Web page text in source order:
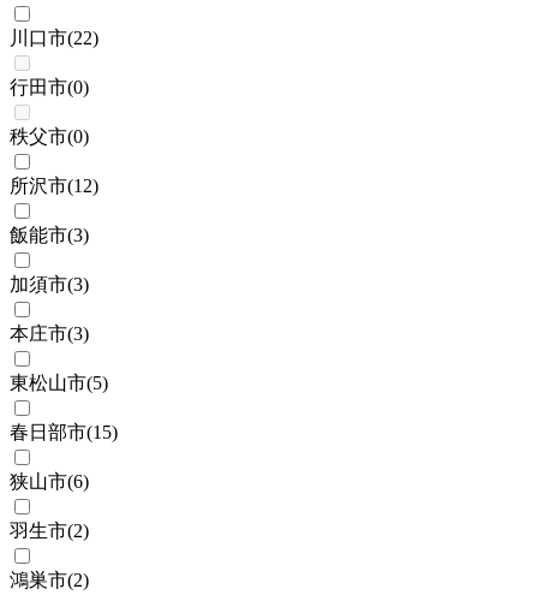
川口市(22)
行田市(0)
秩父市(0)
所沢市(12)
飯能市(3)
加須市(3)
本庄市(3)
東松山市(5)
春日部市(15)
狭山市(6)
羽生市(2)
鴻巣市(2)